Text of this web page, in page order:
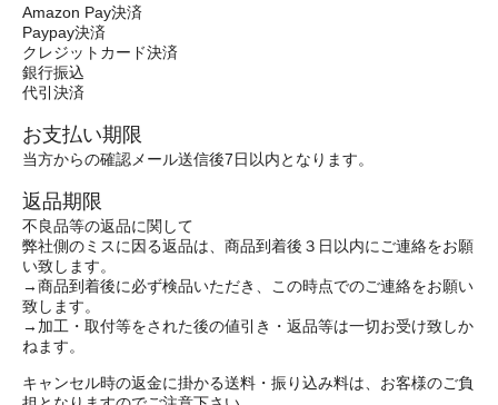
Amazon Pay決済
Paypay決済
クレジットカード決済
銀行振込
代引決済
お支払い期限
当方からの確認メール送信後7日以内となります。
返品期限
不良品等の返品に関して
弊社側のミスに因る返品は、商品到着後３日以内にご連絡をお願
い致します。
→商品到着後に必ず検品いただき、この時点でのご連絡をお願い
致します。
→加工・取付等をされた後の値引き・返品等は一切お受け致しか
ねます。
キャンセル時の返金に掛かる送料・振り込み料は、お客様のご負